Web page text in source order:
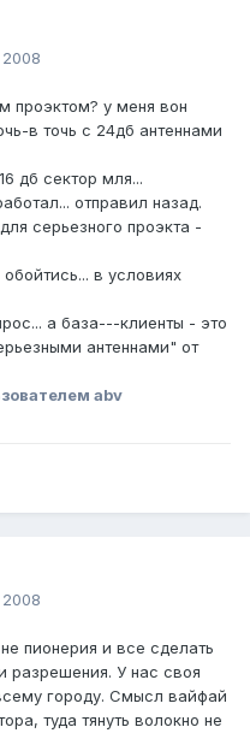
2008
проэктом? у меня вон
в точь с 24дб антеннами
дб сектор мля...
отправил назад.
серьезного проэкта -
в условиях
а база---клиенты - это
антеннами" от
abv
2008
пионерия и все сделать
разрешения. У нас своя
городу. Смысл вайфай
туда тянуть волокно не